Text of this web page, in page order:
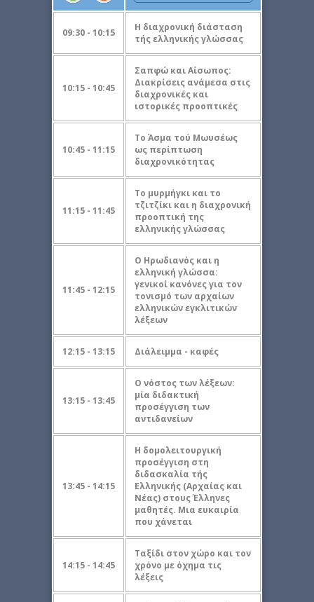
09:30 - 10:15
Η διαχρονική διάσταση
τής ελληνικής γλώσσας
10:15 - 10:45
Σαπφώ και Αίσωπος:
Διακρίσεις ανάμεσα στις
διαχρονικές και
ιστορικές προοπτικές
10:45 - 11:15
Το Άσμα τού Μωυσέως
ως περίπτωση
διαχρονικότητας
11:15 - 11:45
Το μυρμήγκι και το
τζιτζίκι και η διαχρονική
προοπτική της
ελληνικής γλώσσας
11:45 - 12:15
Ο Ηρωδιανός και η
ελληνική γλώσσα:
γενικοί κανόνες για τον
τονισμό των αρχαίων
ελληνικών εγκλιτικών
λέξεων
12:15 - 13:15 Διάλειμμα - καφές
13:15 - 13:45
Ο νόστος των λέξεων:
μία διδακτική
προσέγγιση των
αντιδανείων
13:45 - 14:15
Η δομολειτουργική
προσέγγιση στη
διδασκαλία τής
Ελληνικής (Αρχαίας και
Νέας) στους Έλληνες
μαθητές. Μια ευκαιρία
που χάνεται
14:15 - 14:45
Ταξίδι στον χώρο και τον
χρόνο με όχημα τις
λέξεις